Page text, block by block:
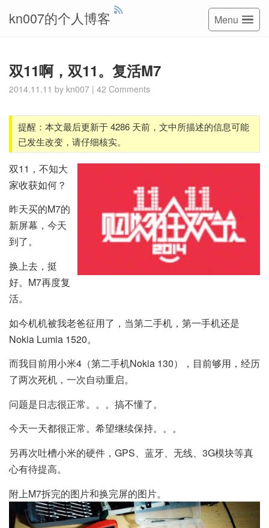
kn007的个人博客 Menu
双11啊，双11。复活M7
2014.11.11 by kn007 | 42 Comments
提醒：本文最后更新于 4286 天前，文中所描述的信息可能
已发生改变，请仔细核实。
双11，不知大
家收获如何？
昨天买的M7的
新屏幕，今天
到了。
换上去，挺
好。M7再度复
活。
如今机机被我老爸征用了，当第二手机，第一手机还是
Nokia Lumia 1520。
而我目前用小米4（第二手机Nokia 130），目前够用，经历
了两次死机，一次自动重启。
问题是日志很正常。。。搞不懂了。
今天一天都很正常。希望继续保持。。。
另再次吐槽小米的硬件，GPS、蓝牙、无线、3G模块等真
心有待提高。
附上M7拆完的图片和换完屏的图片。